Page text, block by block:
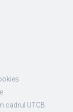
cadrul UTCB